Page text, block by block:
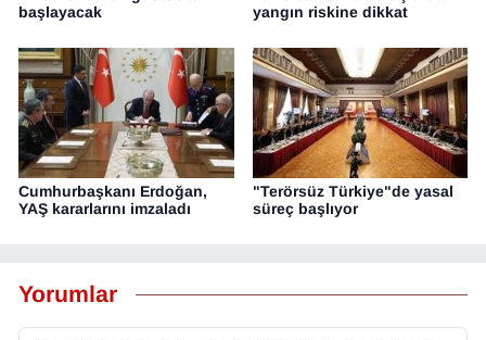
başlayacak
yangın riskine dikkat
Cumhurbaşkanı Erdoğan,
YAŞ kararlarını imzaladı
"Terörsüz Türkiye"de yasal
süreç başlıyor
Yorumlar